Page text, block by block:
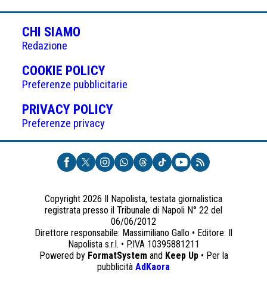
CHI SIAMO
Redazione
COOKIE POLICY(APRE
IN
UNA
NUOVA
Preferenze pubblicitarie
PRIVACY POLICY(APRE
UNA
NUOVA
SCHEDA)
Preferenze privacy
Copyright 2026 Il Napolista, testata giornalistica
registrata presso il Tribunale di Napoli N° 22 del
06/06/2012
Direttore responsabile: Massimiliano Gallo • Editore: Il
Napolista s.r.l. • P.IVA 10395881211
Powered by FormatSystemand Keep Up• Per la
pubblicità AdKaora